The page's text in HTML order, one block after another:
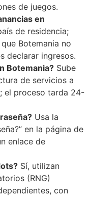
de juegos.
en
de residencia;
Botemania no
declarar ingresos.
Botemania? Sube
de servicios a
el proceso tarda 24-
Usa la
en la página de
enlace de
Sí, utilizan
(RNG)
con